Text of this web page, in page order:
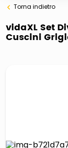
elenchi
meme
pattumiera
Torna indietro
vidaXL Set
Cuscini